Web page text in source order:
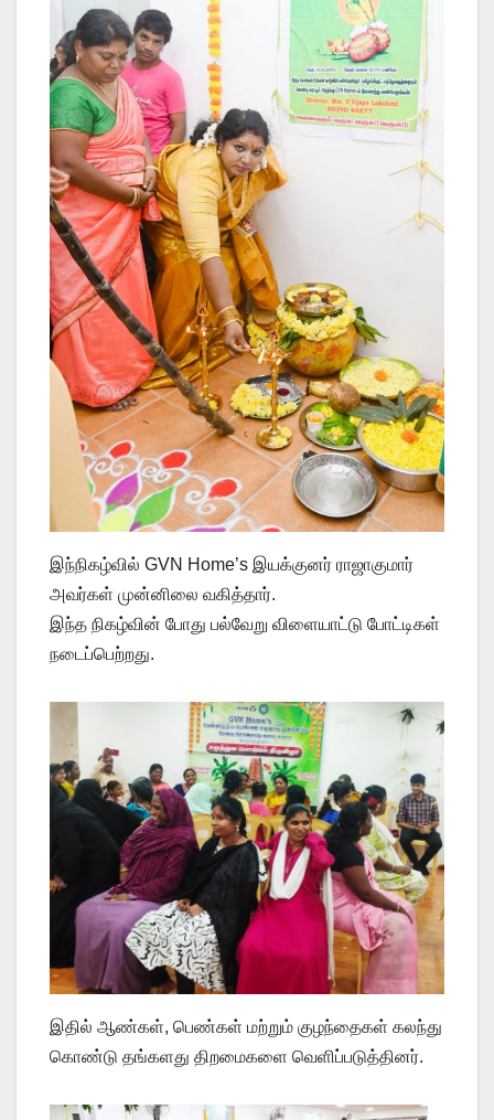
இந்நிகழ்வில் GVN Home’s இயக்குனர் ராஜாகுமார்
அவர்கள் முன்னிலை வகித்தார்.
இந்த நிகழ்வின் போது பல்வேறு விளையாட்டு போட்டிகள்
நடைப்பெற்றது.
இதில் ஆண்கள், பெண்கள் மற்றும் குழந்தைகள் கலந்து
கொண்டு தங்களது திறமைகளை வெளிப்படுத்தினர்.